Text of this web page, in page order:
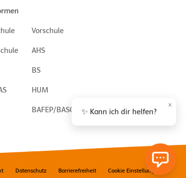
Vorschule
AHS
BS
HUM
BAFEP/BASOP
Datenschutz Barrierefreiheit Cookie Einstellungen
✨ Kann ich dir helfen?
×